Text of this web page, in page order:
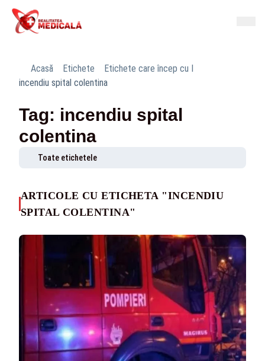
Acasă Etichete
Etichete care încep cu I
incendiu spital colentina
Tag: incendiu spital
colentina
Toate etichetele
ARTICOLE CU ETICHETA "INCENDIU
SPITAL COLENTINA"